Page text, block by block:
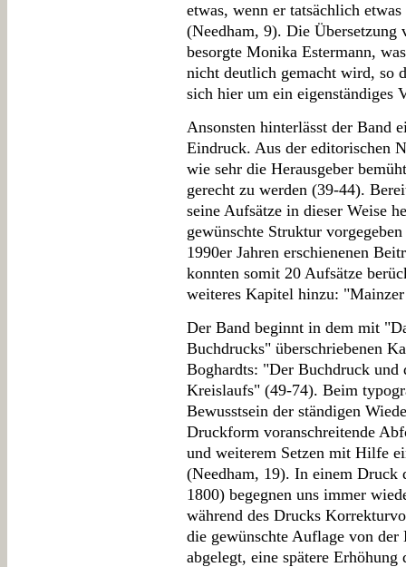
etwas, wenn er tatsächlich
(Needham, 9). Die Übersetzung
besorgte Monika Estermann,
nicht deutlich gemacht wird, so
sich hier um ein eigenständiges
Ansonsten hinterlässt der Band
Eindruck. Aus der editorischen
wie sehr die Herausgeber
gerecht zu werden (39-44).
seine Aufsätze in dieser Weise
gewünschte Struktur
1990er Jahren erschienenen
konnten somit 20 Aufsätze
weiteres Kapitel hinzu:
Der Band beginnt in dem mit
Buchdrucks" überschriebenen
Boghardts: "Der Buchdruck und
Kreislaufs" (49-74). Beim
Bewusstsein der ständigen
Druckform voranschreitende
und weiterem Setzen mit Hilfe
(Needham, 19). In einem Druck
1800) begegnen uns immer
während des Drucks
die gewünschte Auflage von
abgelegt, eine spätere